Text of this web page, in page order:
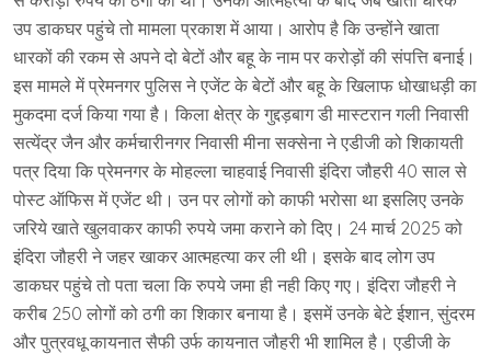
उप डाकघर पहुंचे तो मामला प्रकाश में आया। आरोप है कि उन्होंने खाता
धारकों की रकम से अपने दो बेटों और बहू के नाम पर करोड़ों की संपत्ति बनाई।
इस मामले में प्रेमनगर पुलिस ने एजेंट के बेटों और बहू के खिलाफ धोखाधड़ी का
मुकदमा दर्ज किया गया है। किला क्षेत्र के गुद्दड़बाग डी मास्टरान गली निवासी
सत्येंद्र जैन और कर्मचारीनगर निवासी मीना सक्सेना ने एडीजी को शिकायती
पत्र दिया कि प्रेमनगर के मोहल्ला चाहवाई निवासी इंदिरा जौहरी 40 साल से
पोस्ट ऑफिस में एजेंट थी। उन पर लोगों को काफी भरोसा था इसलिए उनके
जरिये खाते खुलवाकर काफी रुपये जमा कराने को दिए। 24 मार्च 2025 को
इंदिरा जौहरी ने जहर खाकर आत्महत्या कर ली थी। इसके बाद लोग उप
डाकघर पहुंचे तो पता चला कि रुपये जमा ही नही किए गए। इंदिरा जौहरी ने
करीब 250 लोगों को ठगी का शिकार बनाया है। इसमें उनके बेटे ईशान, सुंदरम
और पुत्रवधू कायनात सैफी उर्फ कायनात जौहरी भी शामिल है। एडीजी के